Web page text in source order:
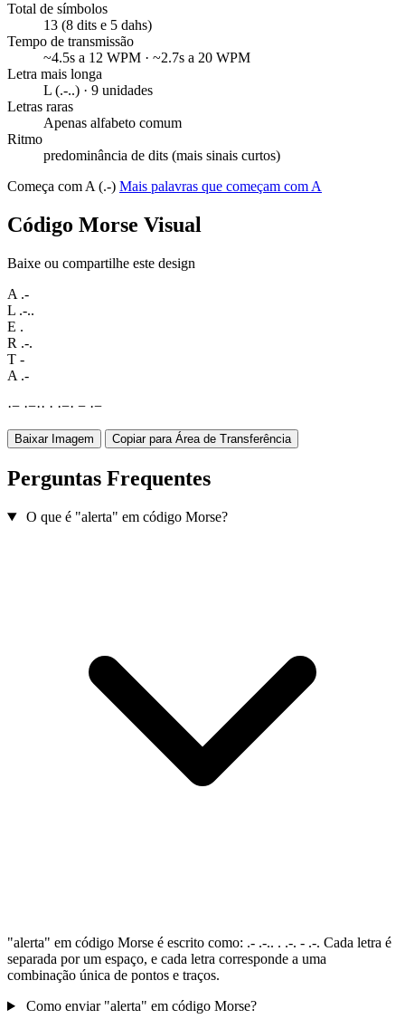
Total de símbolos
13 (8 dits e 5 dahs)
Tempo de transmissão
~4.5s a 12 WPM · ~2.7s a 20 WPM
Letra mais longa
L (.-..) · 9 unidades
Letras raras
Apenas alfabeto comum
Ritmo
predominância de dits (mais sinais curtos)
Começa com A (.-) Mais palavras que começam com A
Código Morse Visual
Baixe ou compartilhe este design
A .-
L .-..
E .
R .-.
T -
A .-
·− ·−·· · ·−· − ·−
Baixar Imagem Copiar para Área de Transferência
Perguntas Frequentes
O que é "alerta" em código Morse?
"alerta" em código Morse é escrito como: .- .-.. . .-. - .-. Cada letra é
separada por um espaço, e cada letra corresponde a uma
combinação única de pontos e traços.
Como enviar "alerta" em código Morse?